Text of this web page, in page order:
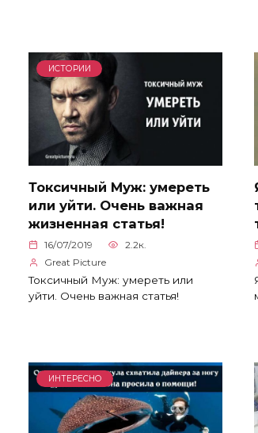
ИСТОРИИ
Токсичный Муж: умереть
или уйти. Очень важная
жизненная статья!
16/07/2019
2.2к.
Great Picture
Токсичный Муж: умереть или
уйти. Очень важная статья!
ИНТЕРЕСНО